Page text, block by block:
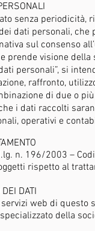
senza
dati personali,
sul consenso
prende visione
personali”, si
raffronto,
di due o
i dati raccolti
operativi e
n. 196/2003 –
rispetto al
DATI
web di questo
della